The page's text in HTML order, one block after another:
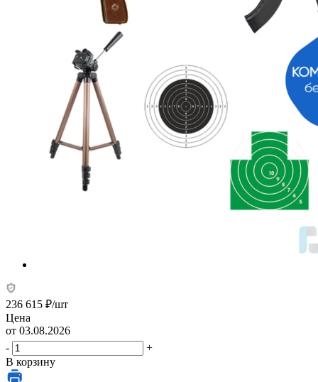
236 615 ₽/шт
Цена
от 03.08.2026
-
+
В корзину